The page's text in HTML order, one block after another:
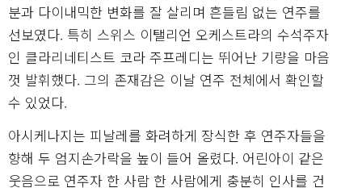
분과 다이내믹한 변화를 잘 살리며 흔들림 없는 연주를
선보였다. 특히 스위스 이탤리언 오케스트라의 수석주자
인 클라리네티스트 코라 주프레디는 뛰어난 기량을 마음
껏 발휘했다. 그의 존재감은 이날 연주 전체에서 확인할
수 있었다.
아시케나지는 피날레를 화려하게 장식한 후 연주자들을
향해 두 엄지손가락을 높이 들어 올렸다. 어린아이 같은
웃음으로 연주자 한 사람 한 사람에게 충분히 인사를 건